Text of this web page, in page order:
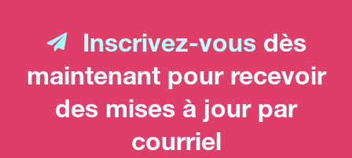
Inscrivez-vous dès
maintenant pour recevoir
des mises à jour par
courriel